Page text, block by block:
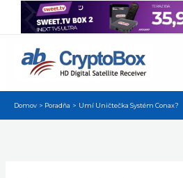
Preskočiť
Domov Poradňa Umí Uničtečka Systém Conax?